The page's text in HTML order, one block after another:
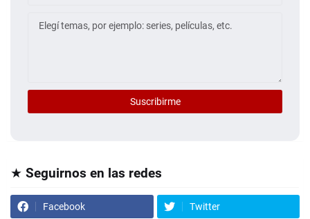
★ Seguirnos en las redes
Facebook Twitter